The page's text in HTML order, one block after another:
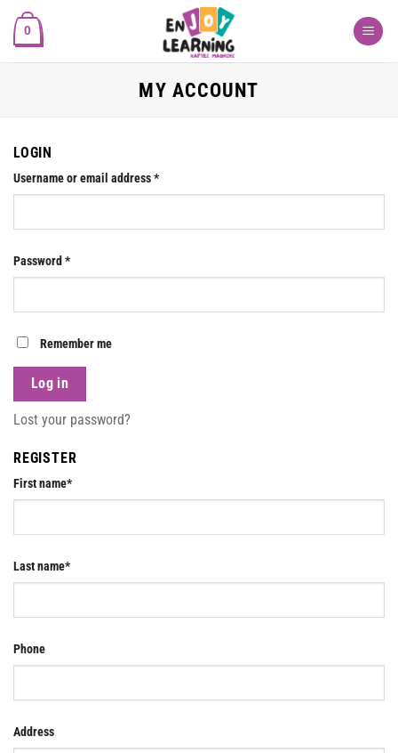
Skip
0
MY ACCOUNT
LOGIN
Username or email address*
Password *
Remember me
Log in
Lost your password?
REGISTER
First name*
Last name*
Phone
Address